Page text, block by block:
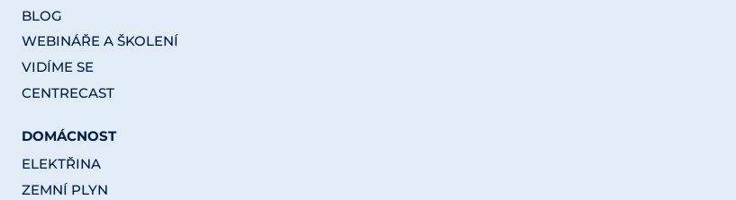
BLOG
WEBINÁŘE A ŠKOLENÍ
VIDÍME SE
CENTRECAST
DOMÁCNOST
ELEKTŘINA
ZEMNÍ PLYN